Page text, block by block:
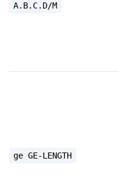
A.B.C.D/M
ge GE-LENGTH